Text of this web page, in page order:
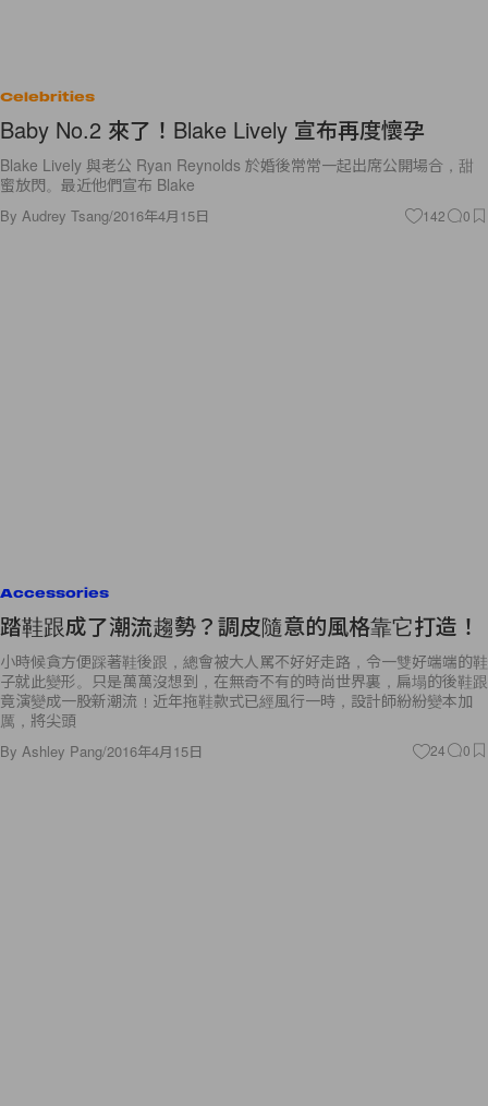
Celebrities
Baby No.2 來了！Blake Lively 宣布再度懷孕
Blake Lively 與老公 Ryan Reynolds 於婚後常常一起出席公開場合，甜
蜜放閃。最近他們宣布 Blake
By Audrey Tsang/2016年4月15日 142 0
Accessories
踏鞋跟成了潮流趨勢？調皮隨意的風格靠它打造！
小時候貪方便踩著鞋後跟，總會被大人罵不好好走路，令一雙好端端的鞋
子就此變形。只是萬萬沒想到，在無奇不有的時尚世界裏，扁塌的後鞋跟
竟演變成一股新潮流﹗近年拖鞋款式已經風行一時，設計師紛紛變本加
厲，將尖頭
By Ashley Pang/2016年4月15日 24 0